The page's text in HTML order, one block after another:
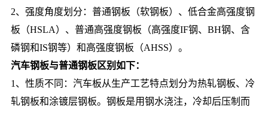
2、强度角度划分：普通钢板（软钢板）、低合金高强度钢
板（HSLA）、普通高强度钢板（高强度IF钢、BH钢、含
磷钢和IS钢等）和高强度钢板（AHSS）。
汽车钢板与普通钢板区别如下：
1、性质不同：汽车板从生产工艺特点划分为热轧钢板、冷
轧钢板和涂镀层钢板。钢板是用钢水浇注，冷却后压制而